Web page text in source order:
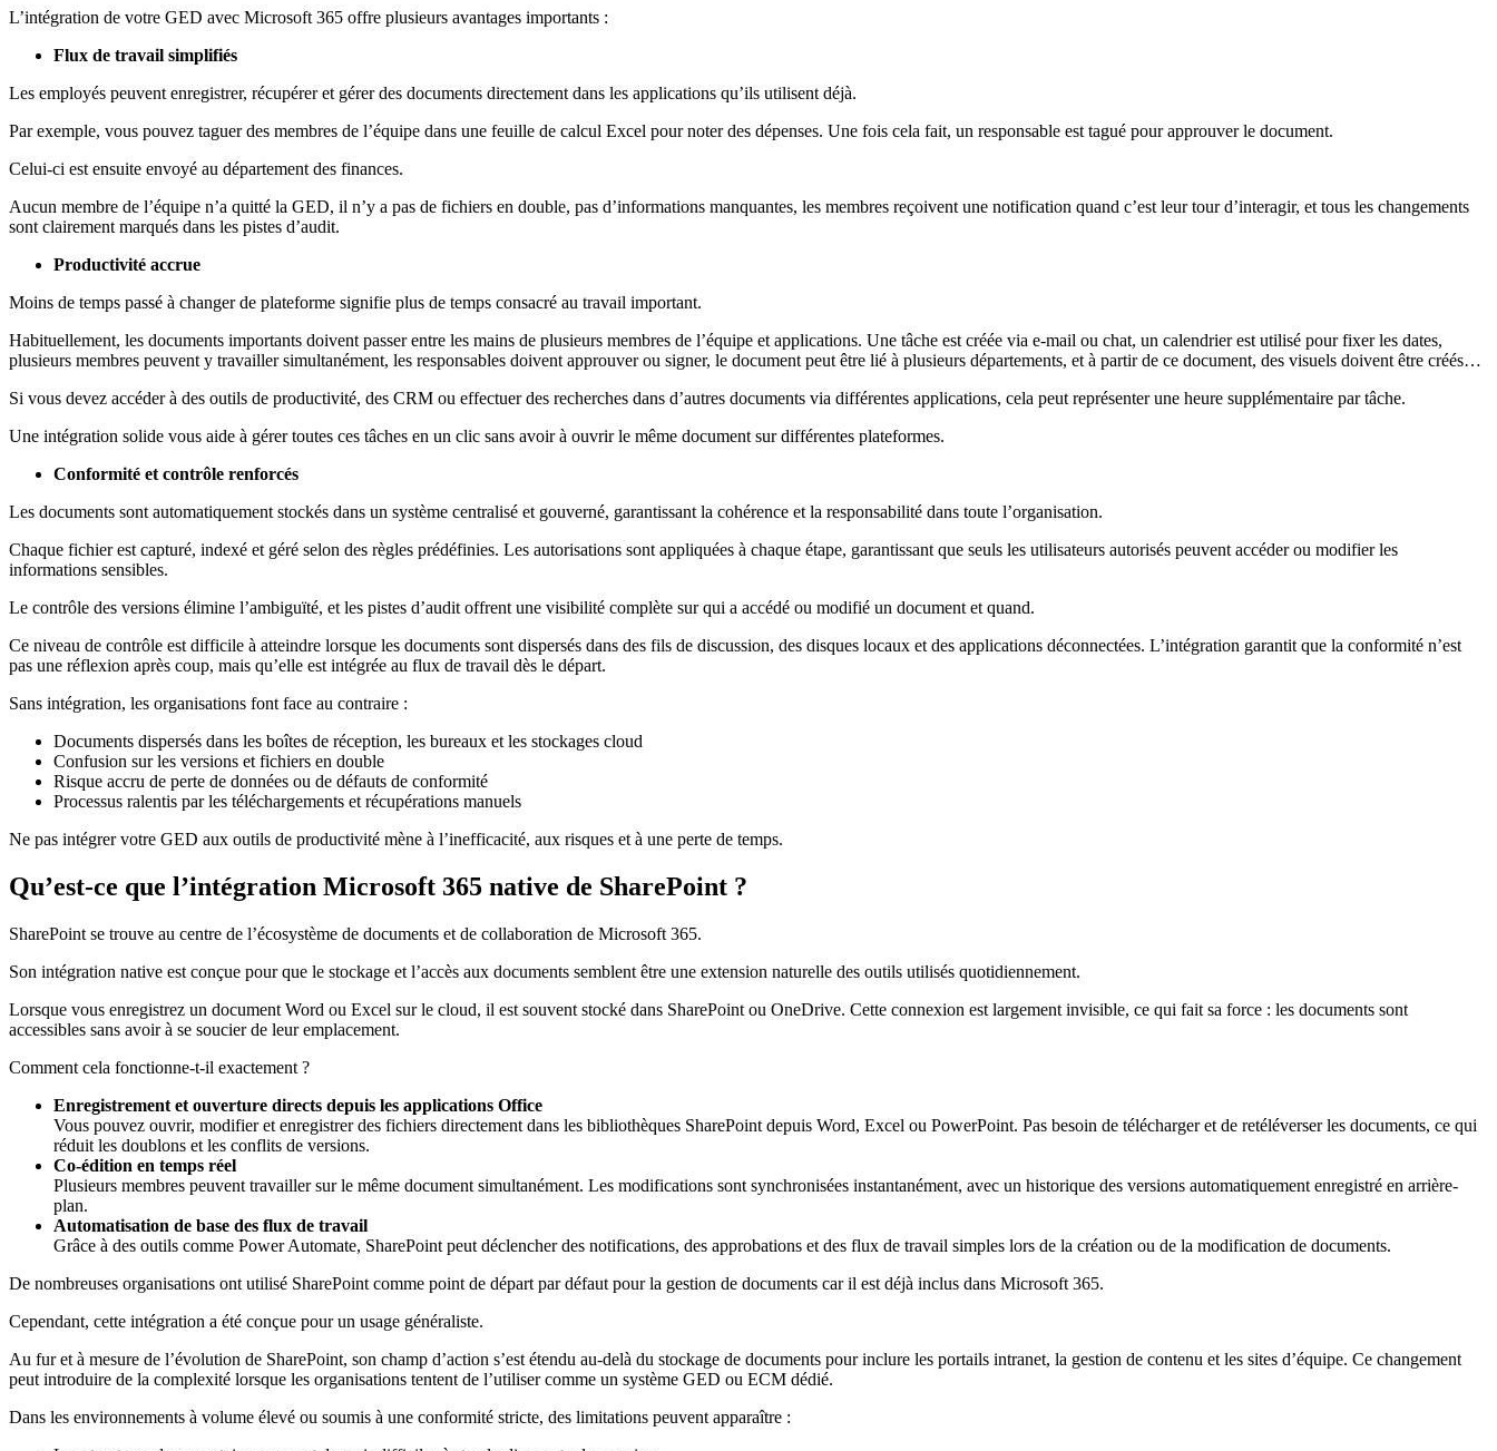
L’intégration de votre GED avec Microsoft 365 offre plusieurs avantages importants :
Flux de travail simplifiés
Les employés peuvent enregistrer, récupérer et gérer des documents directement dans les applications qu’ils utilisent déjà.
Par exemple, vous pouvez taguer des membres de l’équipe dans une feuille de calcul Excel pour noter des dépenses. Une fois cela fait, un responsable est tagué pour approuver le document.
Celui-ci est ensuite envoyé au département des finances.
Aucun membre de l’équipe n’a quitté la GED, il n’y a pas de fichiers en double, pas d’informations manquantes, les membres reçoivent une notification quand c’est leur tour d’interagir, et tous les changements
sont clairement marqués dans les pistes d’audit.
Productivité accrue
Moins de temps passé à changer de plateforme signifie plus de temps consacré au travail important.
Habituellement, les documents importants doivent passer entre les mains de plusieurs membres de l’équipe et applications. Une tâche est créée via e-mail ou chat, un calendrier est utilisé pour fixer les dates,
plusieurs membres peuvent y travailler simultanément, les responsables doivent approuver ou signer, le document peut être lié à plusieurs départements, et à partir de ce document, des visuels doivent être créés…
Si vous devez accéder à des outils de productivité, des CRM ou effectuer des recherches dans d’autres documents via différentes applications, cela peut représenter une heure supplémentaire par tâche.
Une intégration solide vous aide à gérer toutes ces tâches en un clic sans avoir à ouvrir le même document sur différentes plateformes.
Conformité et contrôle renforcés
Les documents sont automatiquement stockés dans un système centralisé et gouverné, garantissant la cohérence et la responsabilité dans toute l’organisation.
Chaque fichier est capturé, indexé et géré selon des règles prédéfinies. Les autorisations sont appliquées à chaque étape, garantissant que seuls les utilisateurs autorisés peuvent accéder ou modifier les
informations sensibles.
Le contrôle des versions élimine l’ambiguïté, et les pistes d’audit offrent une visibilité complète sur qui a accédé ou modifié un document et quand.
Ce niveau de contrôle est difficile à atteindre lorsque les documents sont dispersés dans des fils de discussion, des disques locaux et des applications déconnectées. L’intégration garantit que la conformité n’est
pas une réflexion après coup, mais qu’elle est intégrée au flux de travail dès le départ.
Sans intégration, les organisations font face au contraire :
Documents dispersés dans les boîtes de réception, les bureaux et les stockages cloud
Confusion sur les versions et fichiers en double
Risque accru de perte de données ou de défauts de conformité
Processus ralentis par les téléchargements et récupérations manuels
Ne pas intégrer votre GED aux outils de productivité mène à l’inefficacité, aux risques et à une perte de temps.
Qu’est-ce que l’intégration Microsoft 365 native de SharePoint ?
SharePoint se trouve au centre de l’écosystème de documents et de collaboration de Microsoft 365.
Son intégration native est conçue pour que le stockage et l’accès aux documents semblent être une extension naturelle des outils utilisés quotidiennement.
Lorsque vous enregistrez un document Word ou Excel sur le cloud, il est souvent stocké dans SharePoint ou OneDrive. Cette connexion est largement invisible, ce qui fait sa force : les documents sont
accessibles sans avoir à se soucier de leur emplacement.
Comment cela fonctionne-t-il exactement ?
Enregistrement et ouverture directs depuis les applications Office
Vous pouvez ouvrir, modifier et enregistrer des fichiers directement dans les bibliothèques SharePoint depuis Word, Excel ou PowerPoint. Pas besoin de télécharger et de retéléverser les documents, ce qui
réduit les doublons et les conflits de versions.
Co-édition en temps réel
Plusieurs membres peuvent travailler sur le même document simultanément. Les modifications sont synchronisées instantanément, avec un historique des versions automatiquement enregistré en arrière-
plan.
Automatisation de base des flux de travail
Grâce à des outils comme Power Automate, SharePoint peut déclencher des notifications, des approbations et des flux de travail simples lors de la création ou de la modification de documents.
De nombreuses organisations ont utilisé SharePoint comme point de départ par défaut pour la gestion de documents car il est déjà inclus dans Microsoft 365.
Cependant, cette intégration a été conçue pour un usage généraliste.
Au fur et à mesure de l’évolution de SharePoint, son champ d’action s’est étendu au-delà du stockage de documents pour inclure les portails intranet, la gestion de contenu et les sites d’équipe. Ce changement
peut introduire de la complexité lorsque les organisations tentent de l’utiliser comme un système GED ou ECM dédié.
Dans les environnements à volume élevé ou soumis à une conformité stricte, des limitations peuvent apparaître :